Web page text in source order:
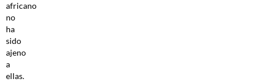
africano
no
ha
sido
ajeno
a
ellas.